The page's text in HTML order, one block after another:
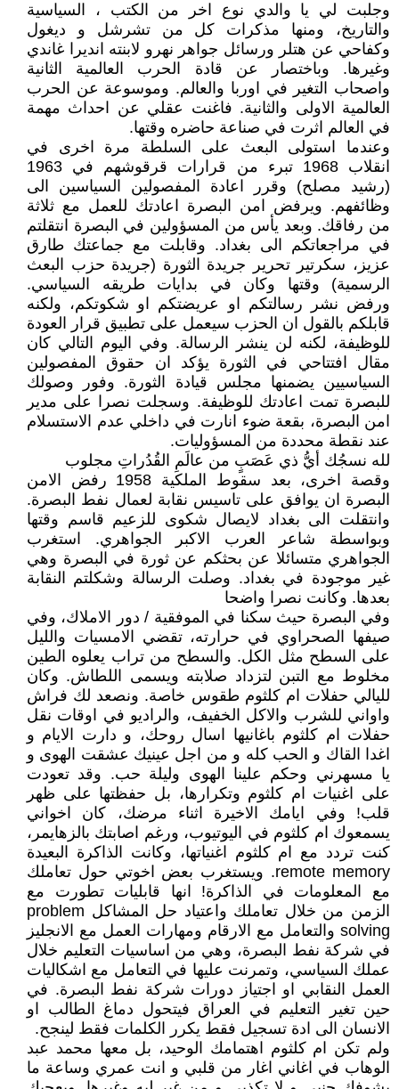
وجلبت لي يا والدي نوع اخر من الكتب ، السياسية
والتاريخ، ومنها مذكرات كل من تشرشل و ديغول
وكفاحي عن هتلر ورسائل جواهر نهرو لابنته انديرا غاندي
وغيرها. وباختصار عن قادة الحرب العالمية الثانية
واصحاب التغير في اوربا والعالم. وموسوعة عن الحرب
العالمية الاولى والثانية. فاغنت عقلي عن احداث مهمة
في العالم اثرت في صناعة حاضره وقتها.
وعندما استولى البعث على السلطة مرة اخرى في
انقلاب 1968 تبرء من قرارات قرقوشهم في 1963
(رشيد مصلح) وقرر اعادة المفصولين السياسين الى
وظائفهم. ويرفض امن البصرة اعادتك للعمل مع ثلاثة
من رفاقك. وبعد يأس من المسؤولين في البصرة انتقلتم
في مراجعاتكم الى بغداد. وقابلت مع جماعتك طارق
عزيز، سكرتير تحرير جريدة الثورة (جريدة حزب البعث
الرسمية) وقتها وكان في بدايات طريقه السياسي.
ورفض نشر رسالتكم او عريضتكم او شكوتكم، ولكنه
قابلكم بالقول ان الحزب سيعمل على تطبيق قرار العودة
للوظيفة، لكنه لن ينشر الرسالة. وفي اليوم التالي كان
مقال افتتاحي في الثورة يؤكد ان حقوق المفصولين
السياسيين يضمنها مجلس قيادة الثورة. وفور وصولك
للبصرة تمت اعادتك للوظيفة. وسجلت نصرا على مدير
امن البصرة، بقعة ضوء انارت في داخلي عدم الاستسلام
عند نقطة محددة من المسؤوليات.
لله نسجُك أيُّ ذي عَصَبٍ من عالَمِ القُدُراتِ مجلوب
وقصة اخرى، بعد سقوط الملكية 1958 رفض الامن
البصرة ان يوافق على تاسيس نقابة لعمال نفط البصرة.
وانتقلت الى بغداد لايصال شكوى للزعيم قاسم وقتها
وبواسطة شاعر العرب الاكبر الجواهري. استغرب
الجواهري متسائلا عن بحثكم عن ثورة في البصرة وهي
غير موجودة في بغداد. وصلت الرسالة وشكلتم النقابة
بعدها. وكانت نصرا واضحا
وفي البصرة حيث سكنا في الموفقية / دور الاملاك، وفي
صيفها الصحراوي في حرارته، تقضي الامسيات والليل
على السطح مثل الكل. والسطح من تراب يعلوه الطين
مخلوط مع التبن لتزداد صلابته ويسمى اللطاش. وكان
لليالي حفلات ام كلثوم طقوس خاصة. ونصعد لك فراش
واواني للشرب والاكل الخفيف، والراديو في اوقات نقل
حفلات ام كلثوم باغانيها اسال روحك، و دارت الايام و
اغدا القاك و الحب كله و من اجل عينيك عشقت الهوى و
يا مسهرني وحكم علينا الهوى وليلة حب. وقد تعودت
على اغنيات ام كلثوم وتكرارها، بل حفظتها على ظهر
قلب! وفي ايامك الاخيرة اثناء مرضك، كان اخواني
يسمعوك ام كلثوم في اليوتيوب، ورغم اصابتك بالزهايمر،
كنت تردد مع ام كلثوم اغنياتها، وكانت الذاكرة البعيدة
remote memory. ويستغرب بعض اخوتي حول تعاملك
مع المعلومات في الذاكرة! انها قابليات تطورت مع
الزمن من خلال تعاملك واعتياد حل المشاكل problem
solving والتعامل مع الارقام ومهارات العمل مع الانجليز
في شركة نفط البصرة، وهي من اساسيات التعليم خلال
عملك السياسي، وتمرنت عليها في التعامل مع اشكاليات
العمل النقابي او اجتياز دورات شركة نفط البصرة. في
حين تغير التعليم في العراق فيتحول دماغ الطالب او
الانسان الى ادة تسجيل فقط يكرر الكلمات فقط لينجح.
ولم تكن ام كلثوم اهتمامك الوحيد، بل معها محمد عبد
الوهاب في اغاني اغار من قلبي و انت عمري وساعة ما